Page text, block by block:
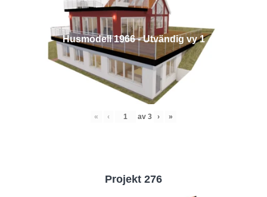
Husmodell 1966 - Utvändig vy 1
« ‹ av 3 › »
Projekt 276